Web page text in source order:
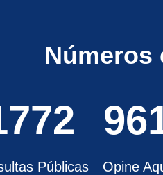
Números
Públicas Opine